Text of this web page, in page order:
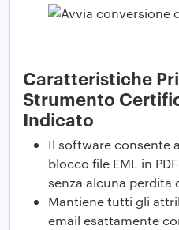
Caratteristiche
Strumento
Indicato
Il software consente
blocco file EML in
senza alcuna perdita
Mantiene tutti gli
email esattamente